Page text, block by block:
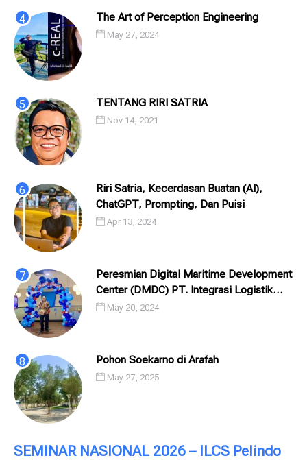
The Art of Perception Engineering
May 27, 2024
TENTANG RIRI SATRIA
Nov 14, 2021
Riri Satria, Kecerdasan Buatan (AI),
ChatGPT, Prompting, Dan Puisi
Apr 13, 2024
Peresmian Digital Maritime Development
Center (DMDC) PT. Integrasi Logistik
Cipta Solusi (ILCS) / Pelindo Solusi
May 20, 2024
Pohon Soekarno di Arafah
May 27, 2025
SEMINAR NASIONAL 2026 – ILCS Pelindo